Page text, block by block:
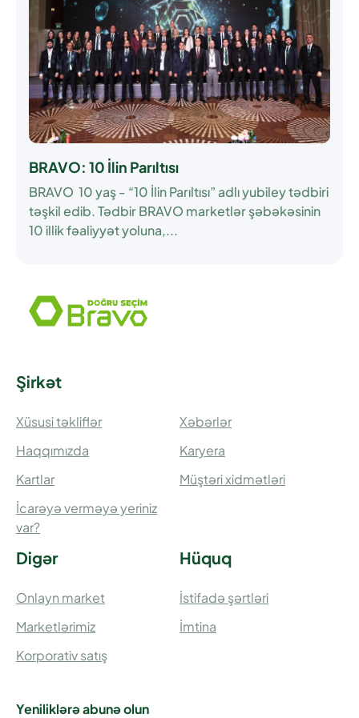
BRAVO: 10 İlin Parıltısı
BRAVO 10 yaş - “10 İlin Parıltısı” adlı yubiley tədbiri
təşkil edib. Tədbir BRAVO marketlər şəbəkəsinin
10 illik fəaliyyət yoluna,...
Şirkət
Xüsusi təkliflər
Haqqımızda
Kartlar
İcarəyə verməyə yeriniz
var?
Xəbərlər
Karyera
Müştəri xidmətləri
Digər
Onlayn market
Marketlərimiz
Korporativ satış
Hüquq
İstifadə şərtləri
İmtina
Yeniliklərə abunə olun